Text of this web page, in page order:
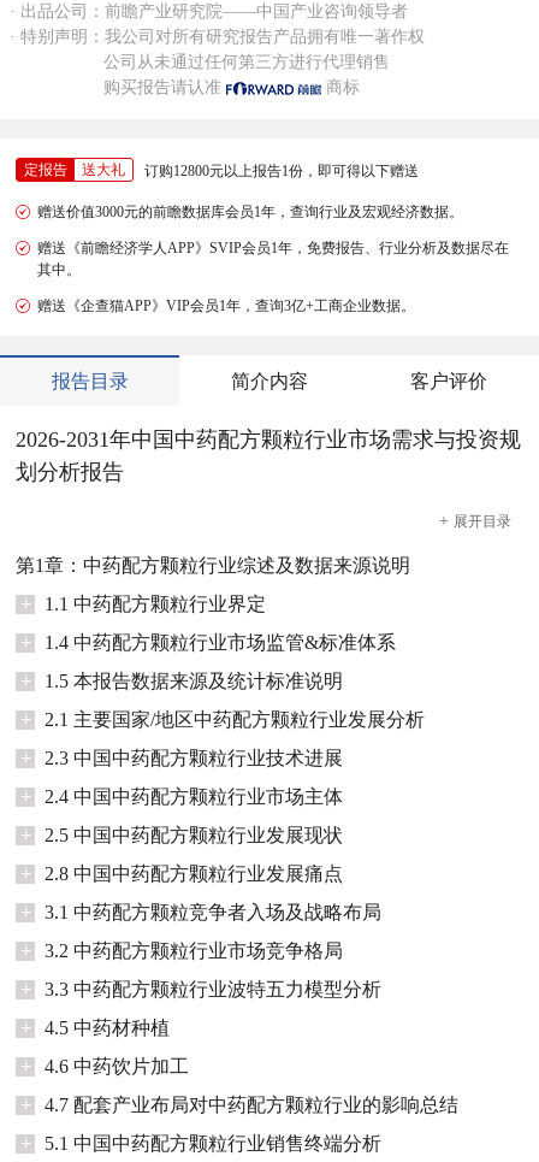
· 出品公司：前瞻产业研究院——中国产业咨询领导者
· 特别声明：我公司对所有研究报告产品拥有唯一著作权
公司从未通过任何第三方进行代理销售
购买报告请认准
商标
定报告 送大礼 订购12800元以上报告1份，即可得以下赠送
赠送价值3000元的前瞻数据库会员1年，查询行业及宏观经济数据。
赠送《前瞻经济学人APP》SVIP会员1年，免费报告、行业分析及数据尽在
其中。
赠送《企查猫APP》VIP会员1年，查询3亿+工商企业数据。
报告目录 简介内容 客户评价
2026-2031年中国中药配方颗粒行业市场需求与投资规
划分析报告
+ 展开目录
第1章：中药配方颗粒行业综述及数据来源说明
+
1.1 中药配方颗粒行业界定
+
1.4 中药配方颗粒行业市场监管&标准体系
+
1.5 本报告数据来源及统计标准说明
+
2.1 主要国家/地区中药配方颗粒行业发展分析
+
2.3 中国中药配方颗粒行业技术进展
+
2.4 中国中药配方颗粒行业市场主体
+
2.5 中国中药配方颗粒行业发展现状
+
2.8 中国中药配方颗粒行业发展痛点
+
3.1 中药配方颗粒竞争者入场及战略布局
+
3.2 中药配方颗粒行业市场竞争格局
+
3.3 中药配方颗粒行业波特五力模型分析
+
4.5 中药材种植
+
4.6 中药饮片加工
+
4.7 配套产业布局对中药配方颗粒行业的影响总结
+
5.1 中国中药配方颗粒行业销售终端分析